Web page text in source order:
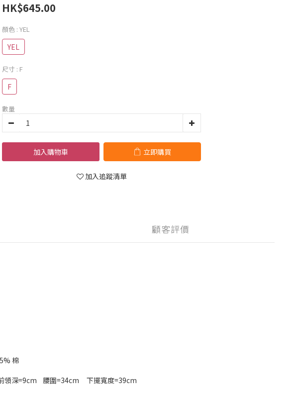
HK$645.00
顏色 : YEL
YEL
尺寸 : F
F
數量
加入購物車 立即購買
加入追蹤清單
顧客評價
棉
深=9cm 腰圍=34cm 下擺寬度=39cm